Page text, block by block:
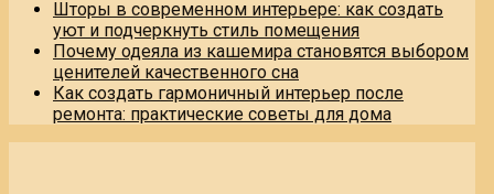
Шторы в современном интерьере: как создать
уют и подчеркнуть стиль помещения
Почему одеяла из кашемира становятся выбором
ценителей качественного сна
Как создать гармоничный интерьер после
ремонта: практические советы для дома